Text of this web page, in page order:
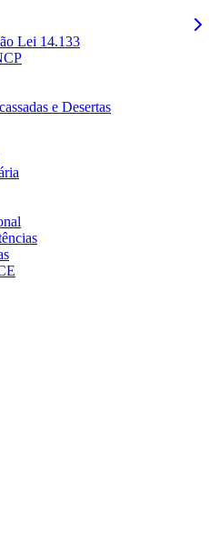
Lei 14.133
e Desertas